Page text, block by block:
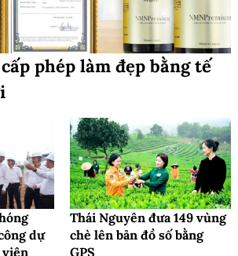
phép làm đẹp bằng tế
dự
viện
Thái Nguyên đưa 149 vùng
chè lên bản đồ số bằng
GPS